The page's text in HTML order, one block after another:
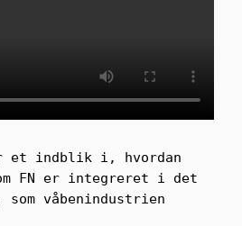
et indblik i, hvordan
FN er integreret i det
som våbenindustrien